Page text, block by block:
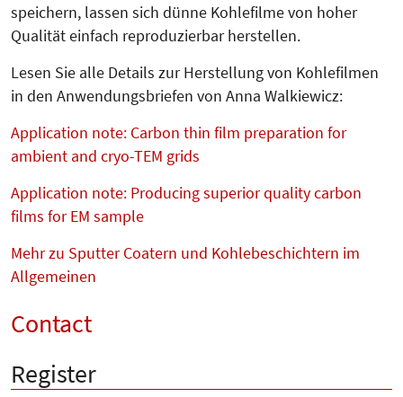
speichern, las­sen sich dünne Kohlefilme von hoher
Qualität einfach reproduzierbar herstellen.
Lesen Sie alle Details zur Her­stellung von Kohlefilmen
in den Anwen­dungs­­briefen von Anna Walkiewicz:
Application note: Carbon thin film preparation for
ambient and cryo-TEM grids
Application note: Producing superior quality carbon
films for EM sample
Mehr zu Sputter Coatern und Kohlebeschichtern im
Allgemeinen
Contact
Register